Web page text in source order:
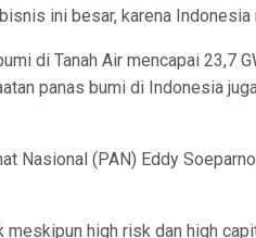
ini besar, karena
di Tanah Air mencapai 23,7
panas bumi di Indonesia
Nasional (PAN) Eddy
high risk dan high